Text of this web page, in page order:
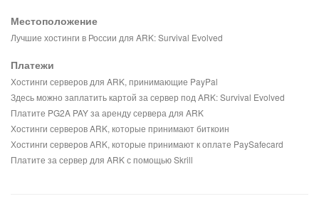
Местоположение
Лучшие хостинги в России для ARK: Survival Evolved
Платежи
Хостинги серверов для ARK, принимающие PayPal
Здесь можно заплатить картой за сервер под ARK: Survival Evolved
Платите PG2A PAY за аренду сервера для ARK
Хостинги серверов ARK, которые принимают биткоин
Хостинги серверов ARK, которые принимают к оплате PaySafecard
Платите за сервер для ARK с помощью Skrill